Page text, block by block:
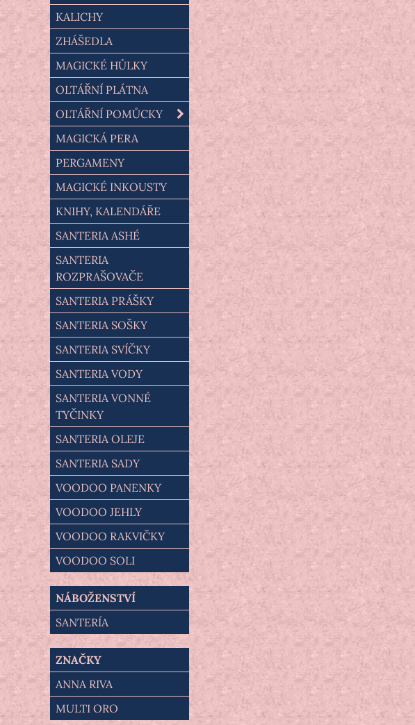
KALICHY
ZHÁŠEDLA
MAGICKÉ HŮLKY
OLTÁŘNÍ PLÁTNA
OLTÁŘNÍ POMŮCKY
MAGICKÁ PERA
PERGAMENY
MAGICKÉ INKOUSTY
KNIHY, KALENDÁŘE
SANTERIA ASHÉ
SANTERIA
ROZPRAŠOVAČE
SANTERIA PRÁŠKY
SANTERIA SOŠKY
SANTERIA SVÍČKY
SANTERIA VODY
SANTERIA VONNÉ
TYČINKY
SANTERIA OLEJE
SANTERIA SADY
VOODOO PANENKY
VOODOO JEHLY
VOODOO RAKVIČKY
VOODOO SOLI
NÁBOŽENSTVÍ
SANTERÍA
ZNAČKY
ANNA RIVA
MULTI ORO